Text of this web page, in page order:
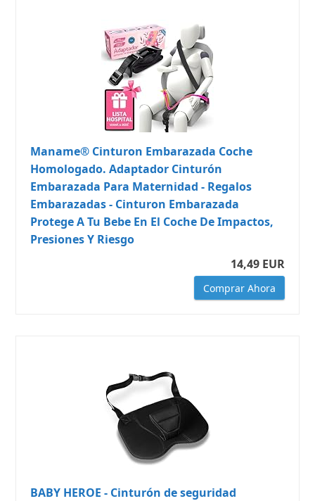
Maname® Cinturon Embarazada Coche
Homologado. Adaptador Cinturón
Embarazada Para Maternidad - Regalos
Embarazadas - Cinturon Embarazada
Protege A Tu Bebe En El Coche De Impactos,
Presiones Y Riesgo
14,49 EUR
Comprar Ahora
BABY HEROE - Cinturón de seguridad